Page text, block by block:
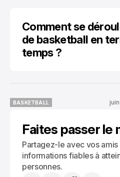
Comment se
de basketball en
temps ?
BASKETBALL
Faites passer le
Partagez-le avec vos
informations fiables à
personnes.